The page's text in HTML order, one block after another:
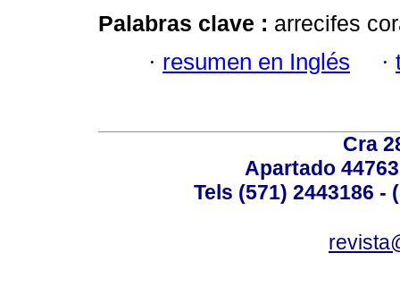
Palabras clave : arrecifes
· resumen en Inglés ·
Cra
Apartado
Tels (571) 2443186 -